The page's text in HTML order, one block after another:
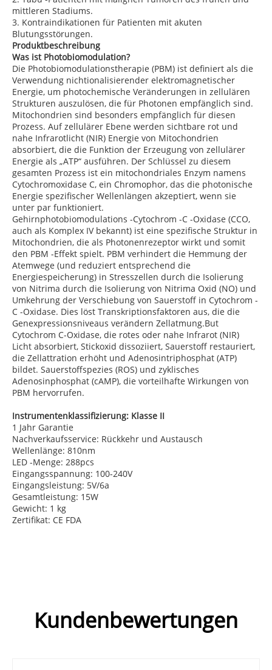
mittleren Stadiums.
3. Kontraindikationen für Patienten mit akuten
Blutungsstörungen.
Produktbeschreibung
Was ist Photobiomodulation?
Die Photobiomodulationstherapie (PBM) ist definiert als die
Verwendung nichtionalisierender elektromagnetischer
Energie, um photochemische Veränderungen in zellulären
Strukturen auszulösen, die für Photonen empfänglich sind.
Mitochondrien sind besonders empfänglich für diesen
Prozess. Auf zellulärer Ebene werden sichtbare rot und
nahe Infrarotlicht (NIR) Energie von Mitochondrien
absorbiert, die die Funktion der Erzeugung von zellulärer
Energie als „ATP“ ausführen. Der Schlüssel zu diesem
gesamten Prozess ist ein mitochondriales Enzym namens
Cytochromoxidase C, ein Chromophor, das die photonische
Energie spezifischer Wellenlängen akzeptiert, wenn sie
unter par funktioniert.
Gehirnphotobiomodulations -Cytochrom -C -Oxidase (CCO,
auch als Komplex IV bekannt) ist eine spezifische Struktur in
Mitochondrien, die als Photonenrezeptor wirkt und somit
den PBM -Effekt spielt. PBM verhindert die Hemmung der
Atemwege (und reduziert entsprechend die
Energiespeicherung) in Stresszellen durch die Isolierung
von Nitrima durch die Isolierung von Nitrima Oxid (NO) und
Umkehrung der Verschiebung von Sauerstoff in Cytochrom -
C -Oxidase. Dies löst Transkriptionsfaktoren aus, die die
Genexpressionsniveaus verändern Zellatmung.But
Cytochrom C-Oxidase, die rotes oder nahe Infrarot (NIR)
Licht absorbiert, Stickoxid dissoziiert, Sauerstoff restauriert,
die Zellattration erhöht und Adenosintriphosphat (ATP)
bildet. Sauerstoffspezies (ROS) und zyklisches
Adenosinphosphat (cAMP), die vorteilhafte Wirkungen von
PBM hervorrufen.
Instrumentenklassifizierung: Klasse II
1 Jahr Garantie
Nachverkaufsservice: Rückkehr und Austausch
Wellenlänge: 810nm
LED -Menge: 288pcs
Eingangsspannung: 100-240V
Eingangsleistung: 5V/6a
Gesamtleistung: 15W
Gewicht: 1 kg
Zertifikat: CE FDA
Kundenbewertungen